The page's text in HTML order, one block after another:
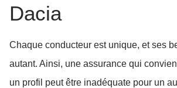
Dacia
Chaque conducteur est unique, et ses
autant. Ainsi, une assurance qui
un profil peut être inadéquate pour un